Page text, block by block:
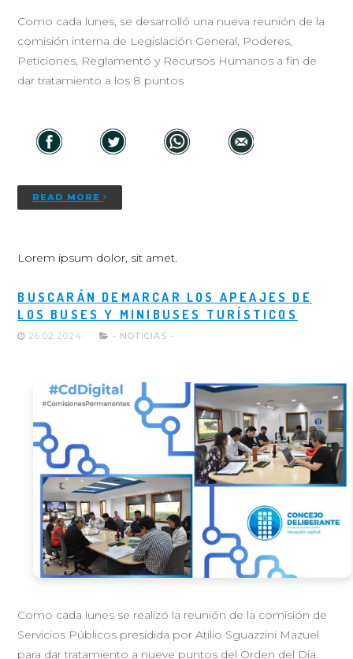
Como cada lunes, se desarrolló una nueva reunión de la
comisión interna de Legislación General, Poderes,
Peticiones, Reglamento y Recursos Humanos a fin de
dar tratamiento a los 8 puntos
READ MORE
Lorem ipsum dolor, sit amet.
BUSCARÁN DEMARCAR LOS APEAJES DE
LOS BUSES Y MINIBUSES TURÍSTICOS
26.02.2024 - NOTICIAS -
Como cada lunes se realizó la reunión de la comisión de
Servicios Públicos presidida por Atilio Sguazzini Mazuel
para dar tratamiento a nueve puntos del Orden del Día.